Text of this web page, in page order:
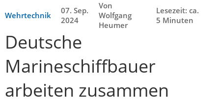
Wehrtechnik
07. Sep.
2024
Von
Wolfgang
Heumer
Lesezeit: ca.
5 Minuten
Deutsche
Marineschiffbauer
arbeiten zusammen